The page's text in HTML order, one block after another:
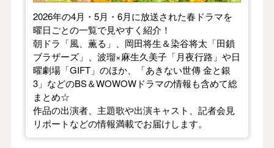
2026年の4月・5月・6月に放送された春ドラマを
曜日ごとの一覧で見やすく紹介！
朝ドラ「風、薫る」、岡田将生＆染谷将太「田鎖
ブラザーズ」、波瑠×麻生久美子「月夜行路」や日
曜劇場「GIFT」のほか、「あきない世傳 金と銀
3」などのBS＆WOWOWドラマの情報も含めて総
まとめ☆
作品の出演者、主題歌や出演キャスト、記者会見
リポートなどの情報満載でお届けします。